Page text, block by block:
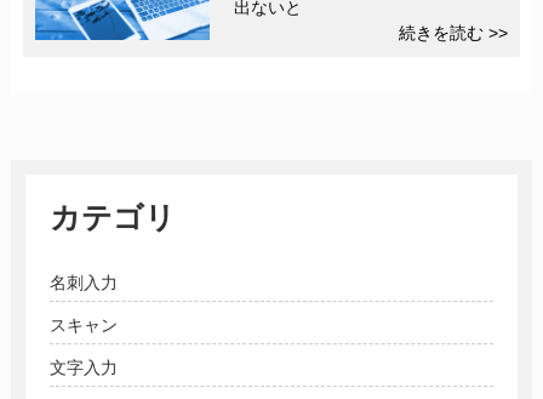
出ないと
続きを読む >>
カテゴリ
名刺入力
スキャン
文字入力